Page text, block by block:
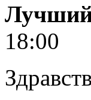
Лучший
18:00